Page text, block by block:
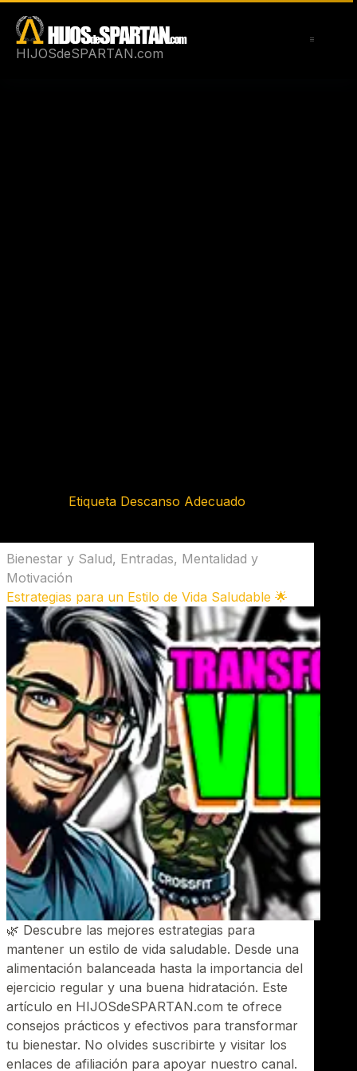
contenido
HIJOSdeSPARTAN.com
Etiqueta Descanso Adecuado
Bienestar y Salud, Entradas, Mentalidad y
Motivación
Estrategias para un Estilo de Vida Saludable 🌟
🌿 Descubre las mejores estrategias para
mantener un estilo de vida saludable. Desde una
alimentación balanceada hasta la importancia del
ejercicio regular y una buena hidratación. Este
artículo en HIJOSdeSPARTAN.com te ofrece
consejos prácticos y efectivos para transformar
tu bienestar. No olvides suscribirte y visitar los
enlaces de afiliación para apoyar nuestro canal.